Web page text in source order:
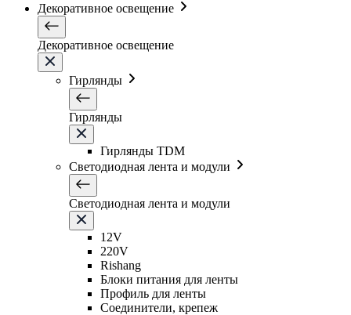
Декоративное освещение
Декоративное освещение
Гирлянды
Гирлянды
Гирлянды TDM
Светодиодная лента и модули
Светодиодная лента и модули
12V
220V
Rishang
Блоки питания для ленты
Профиль для ленты
Соединители, крепеж